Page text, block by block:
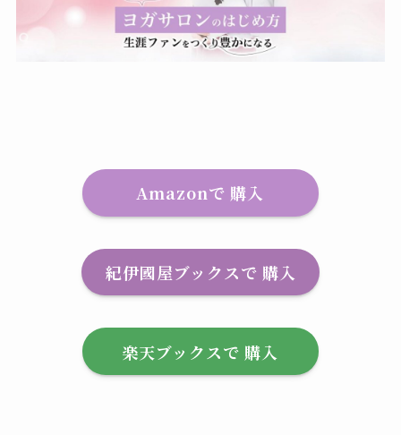
Amazonで 購入
紀伊國屋ブックスで 購入
楽天ブックスで 購入